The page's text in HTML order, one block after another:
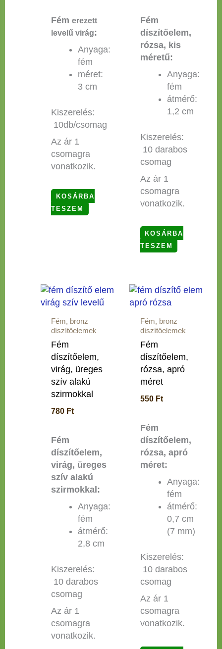
Fémerezett
levelű virág:
Anyaga:
fém
méret:
3 cm
Kiszerelés:
10db/csomag
Az ár 1
csomagra
vonatkozik.
KOSÁRBA
TESZEM
Fém
díszítőelem,
rózsa, kis
méretű:
Anyaga:
fém
átmérő:
1,2 cm
Kiszerelés:
10 darabos
csomag
Az ár 1
csomagra
vonatkozik.
KOSÁRBA
TESZEM
Fém, bronz
díszítőelemek
Fém
díszítőelem,
virág, üreges
szív alakú
szirmokkal
780 Ft
Fém
díszítőelem,
virág, üreges
szív alakú
szirmokkal:
Anyaga:
fém
átmérő:
2,8 cm
Kiszerelés:
10 darabos
csomag
Az ár 1
csomagra
vonatkozik.
Fém, bronz
díszítőelemek
Fém
díszítőelem,
rózsa, apró
méret
550 Ft
Fém
díszítőelem,
rózsa, apró
méret:
Anyaga:
fém
átmérő:
0,7 cm
(7 mm)
Kiszerelés:
10 darabos
csomag
Az ár 1
csomagra
vonatkozik.